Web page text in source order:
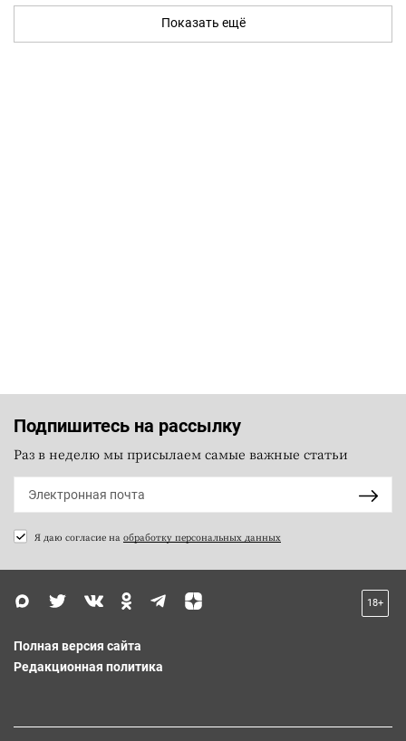
Показать ещё
Подпишитесь на рассылку
Раз в неделю мы присылаем самые важные статьи
Я даю согласие на обработку персональных данных
18+
Полная версия сайта
Редакционная политика